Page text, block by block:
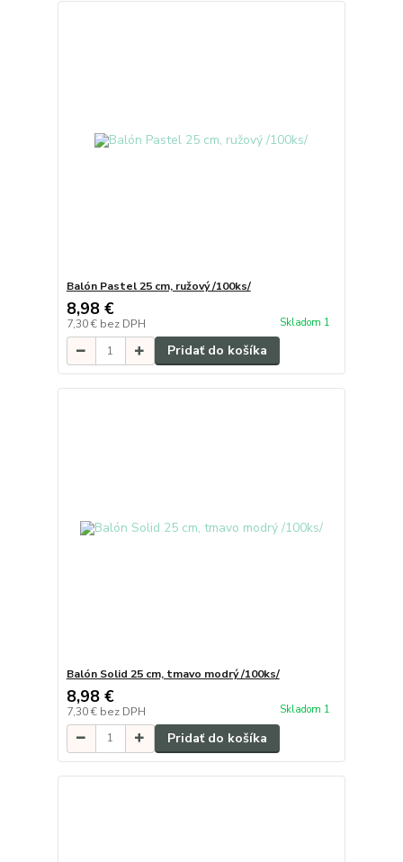
Balón Pastel 25 cm, ružový /100ks/
8,98 €
7,30 € bez DPH Skladom 1
Pridať do košíka
Balón Solid 25 cm, tmavo modrý /100ks/
8,98 €
7,30 € bez DPH Skladom 1
Pridať do košíka